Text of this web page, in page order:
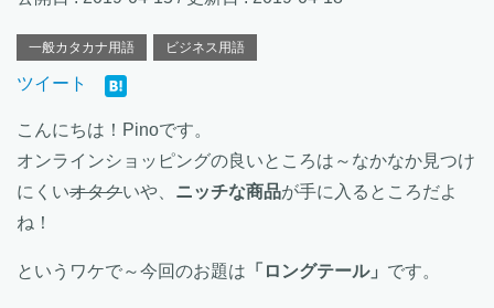
一般カタカナ用語 ビジネス用語
ツイート
こんにちは！Pinoです。
オンラインショッピングの良いところは～なかなか見つけ
にくいオタクいや、 ニッチな商品が手に入るところだよ
ね！
というワケで～今回のお題は 「ロングテール」 です。